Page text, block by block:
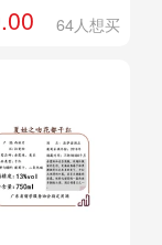
64人想买